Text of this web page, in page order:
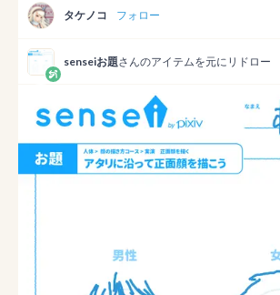
タケノコ フォロー
senseiお題さんのアイテムを元にリドロー